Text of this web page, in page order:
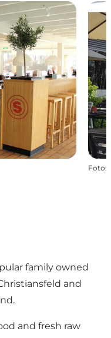
Foto:
family owned
and
and fresh raw